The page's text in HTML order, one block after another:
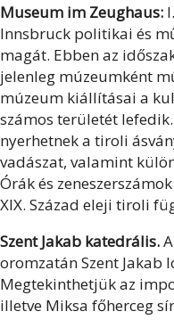
Museum im Zeughaus:
Innsbruck politikai és
magát. Ebben az
jelenleg múzeumként
múzeum kiállításai a
számos területét
nyerhetnek a tiroli
vadászat, valamint
Órák és
XIX. Század eleji tiroli
Szent Jakab katedrális.
oromzatán Szent Jakab
Megtekinthetjük az
illetve Miksa főherceg